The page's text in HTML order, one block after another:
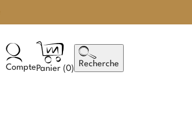
ComptePanier (0)
Recherche